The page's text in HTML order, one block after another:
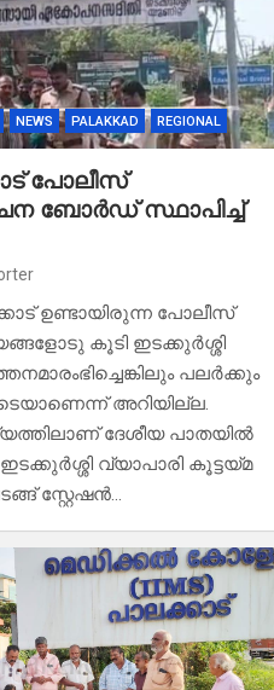
NEWS PALAKKAD REGIONAL
പോലീസ്
ബോർഡ് സ്ഥാപിച്ച്
ഉണ്ടായിരുന്ന പോലീസ്
കൂടി ഇടക്കുർശ്ശി
പലർക്കും
അറിയില്ല.
ദേശീയ പാതയിൽ
വ്യാപാരി കൂട്ടയ്മ
സ്റ്റേഷൻ…